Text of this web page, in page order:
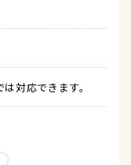
対応できます。